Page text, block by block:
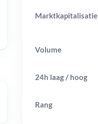
Marktkapitalisatie
Volume
24h laag / hoog
Rang